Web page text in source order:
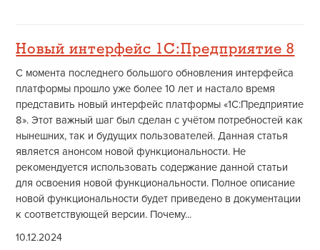
Новый интерфейс 1С:Предприятие 8
С момента последнего большого обновления интерфейса
платформы прошло уже более 10 лет и настало время
представить новый интерфейс платформы «1С:Предприятие
8». Этот важный шаг был сделан с учётом потребностей как
нынешних, так и будущих пользователей. Данная статья
является анонсом новой функциональности. Не
рекомендуется использовать содержание данной статьи
для освоения новой функциональности. Полное описание
новой функциональности будет приведено в документации
к соответствующей версии. Почему...
10.12.2024